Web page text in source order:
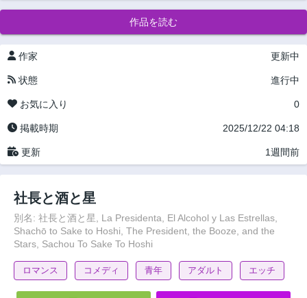
作品を読む
作家 更新中
状態 進行中
お気に入り 0
掲載時期 2025/12/22 04:18
更新 1週間前
社長と酒と星
別名: 社長と酒と星, La Presidenta, El Alcohol y Las Estrellas,
Shachō to Sake to Hoshi, The President, the Booze, and the
Stars, Sachou To Sake To Hoshi
ロマンス コメディ 青年 アダルト エッチ